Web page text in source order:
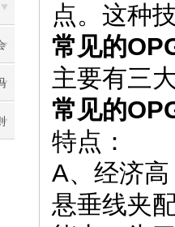
点。这种
常见的
主要有三
常见的
特点：
A、经济
悬垂线夹